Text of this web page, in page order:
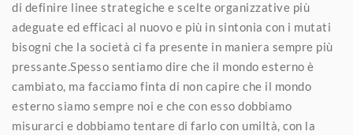
di definire linee strategiche e scelte organizzative più
adeguate ed efficaci al nuovo e più in sintonia con i mutati
bisogni che la società ci fa presente in maniera sempre più
pressante.Spesso sentiamo dire che il mondo esterno è
cambiato, ma facciamo finta di non capire che il mondo
esterno siamo sempre noi e che con esso dobbiamo
misurarci e dobbiamo tentare di farlo con umiltà, con la